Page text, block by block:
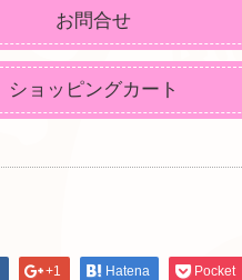
お問合せ
ショッピングカート
+1 Hatena Pocket